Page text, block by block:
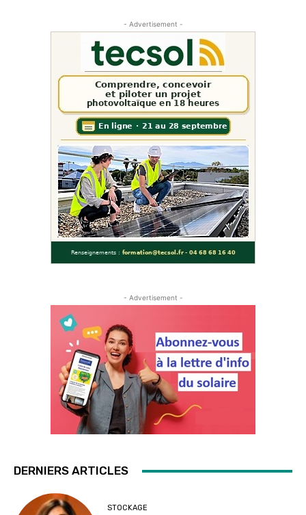
- Advertisement -
- Advertisement -
DERNIERS ARTICLES
STOCKAGE